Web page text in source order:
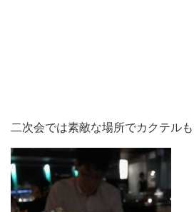
二次会では素敵な場所でカクテル